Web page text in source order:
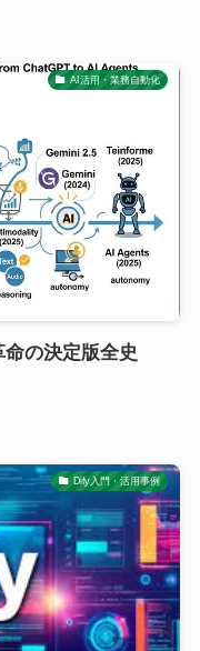
AI活用・業務自動化
の決定版全史
Dify入門・活用事例